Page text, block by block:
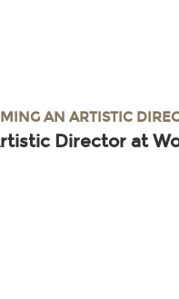
AN ARTISTIC
Director at